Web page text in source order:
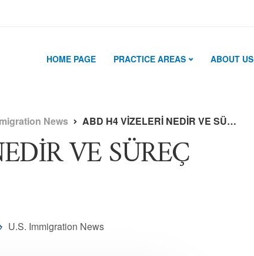
HOME PAGE PRACTICE AREAS ABOUT US
News ABD H4 VİZELERİ NEDİR VE SÜREÇ NASIL İŞLER ?
VE SÜREÇ
U.S. Immigration News